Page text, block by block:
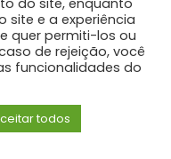
do site, enquanto
site e a experiência
quer permiti-los ou
de rejeição, você
funcionalidades do
todos